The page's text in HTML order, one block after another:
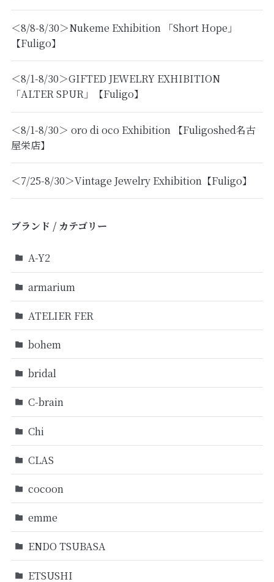
＜8/8-8/30＞Nukeme Exhibition 「Short Hope」
【Fuligo】
＜8/1-8/30＞GIFTED JEWELRY EXHIBITION
「ALTER SPUR」【Fuligo】
＜8/1-8/30＞ oro di oco Exhibition 【Fuligoshed名古
屋栄店】
＜7/25-8/30＞Vintage Jewelry Exhibition【Fuligo】
ブランド / カテゴリー
A-Y2
armarium
ATELIER FER
bohem
bridal
C-brain
Chi
CLAS
cocoon
emme
ENDO TSUBASA
ETSUSHI